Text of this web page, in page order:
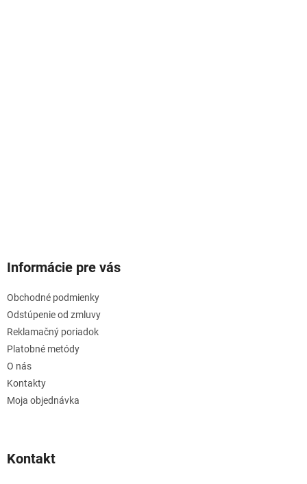
Informácie pre vás
Obchodné podmienky
Odstúpenie od zmluvy
Reklamačný poriadok
Platobné metódy
O nás
Kontakty
Moja objednávka
Kontakt